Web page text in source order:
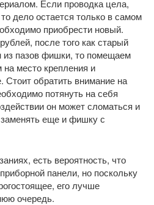
Если проводка цела,
дело остается только в самом
приобрести новый.
после того как старый
из пазов фишки, то помещаем
на место крепления и
Стоит обратить внимание на
потянуть на себя
он может сломаться и
еще и фишку с
есть вероятность, что
панели, но поскольку
его лучше
очередь.